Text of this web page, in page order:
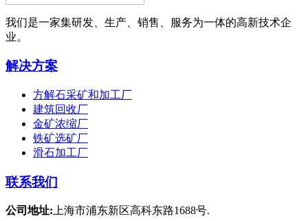
我们是一家集研发、生产、销售、服务为一体的高新技术企
业。
解决方案
方解石采矿和加工厂
建筑回收厂
金矿浓缩厂
铁矿选矿厂
滑石加工厂
联系我们
公司地址:上海市浦东新区高科东路1688号.